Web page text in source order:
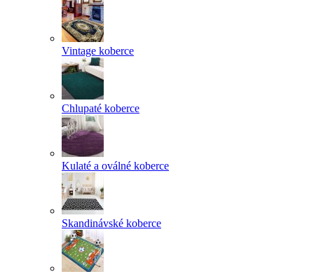
Vintage koberce
Chlupaté koberce
Kulaté a oválné koberce
Skandinávské koberce